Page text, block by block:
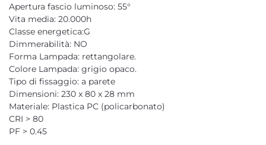
Apertura fascio luminoso: 55°
Vita media: 20.000h
Classe energetica:G
Dimmerabilità: NO
Forma Lampada: rettangolare.
Colore Lampada: grigio opaco.
Tipo di fissaggio: a parete
Dimensioni: 230 x 80 x 28 mm
Materiale: Plastica PC (policarbonato)
CRI > 80
PF > 0.45